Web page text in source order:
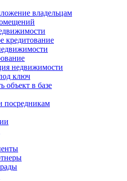
владельцам
кредитование
недвижимости
ключ
объект в базе
посредникам